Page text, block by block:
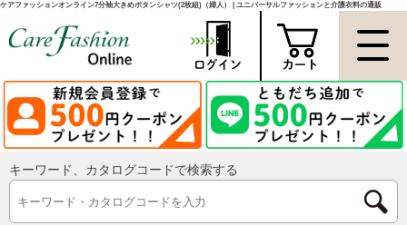
ケアファッションオンライン7分袖大きめボタンシャツ(2枚組)（婦人） | ユニバーサルファッションと介護衣料の通販
キーワード、カタログコードで検索する